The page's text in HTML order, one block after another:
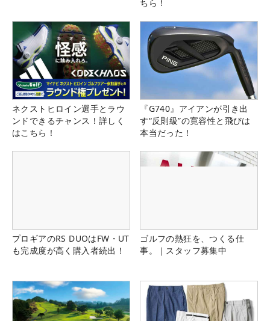
ちら！
ネクストヒロイン選手とラウ
ンドできるチャンス！詳しく
はこちら！
『G740』アイアンが引き出
す“反則級”の寛容性と飛びは
本当だった！
プロギアのRS DUOはFW・UT
も完成度が高く購入者続出！
ゴルフの熱狂を、つくる仕
事。｜スタッフ募集中